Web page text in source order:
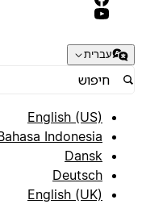
עברית
English (US)
Bahasa Indonesia
Dansk
Deutsch
English (UK)